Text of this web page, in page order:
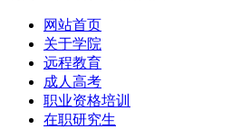
网站首页
关于学院
远程教育
成人高考
职业资格培训
在职研究生